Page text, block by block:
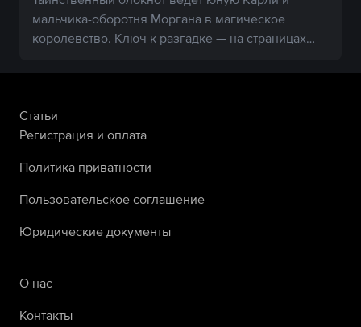
мальчика-оборотня Моргана в магическое
королевство. Ключ к разгадке — на страницах
Статьи
Регистрация и оплата
Политика приватности
Пользовательское соглашение
Юридические документы
О нас
Контакты